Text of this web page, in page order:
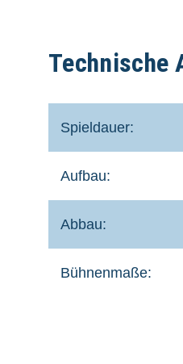
Technische
Spieldauer:
Aufbau:
Abbau:
Bühnenmaße: